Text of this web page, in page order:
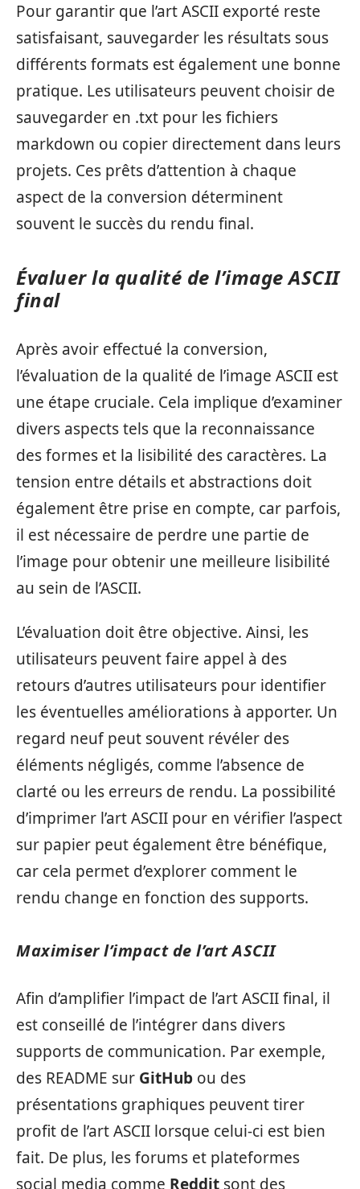
Pour garantir que l’art ASCII exporté reste
satisfaisant, sauvegarder les résultats sous
différents formats est également une bonne
pratique. Les utilisateurs peuvent choisir de
sauvegarder en .txt pour les fichiers
markdown ou copier directement dans leurs
projets. Ces prêts d’attention à chaque
aspect de la conversion déterminent
souvent le succès du rendu final.
Évaluer la qualité de l’image ASCII
final
Après avoir effectué la conversion,
l’évaluation de la qualité de l’image ASCII est
une étape cruciale. Cela implique d’examiner
divers aspects tels que la reconnaissance
des formes et la lisibilité des caractères. La
tension entre détails et abstractions doit
également être prise en compte, car parfois,
il est nécessaire de perdre une partie de
l’image pour obtenir une meilleure lisibilité
au sein de l’ASCII.
L’évaluation doit être objective. Ainsi, les
utilisateurs peuvent faire appel à des
retours d’autres utilisateurs pour identifier
les éventuelles améliorations à apporter. Un
regard neuf peut souvent révéler des
éléments négligés, comme l’absence de
clarté ou les erreurs de rendu. La possibilité
d’imprimer l’art ASCII pour en vérifier l’aspect
sur papier peut également être bénéfique,
car cela permet d’explorer comment le
rendu change en fonction des supports.
Maximiser l’impact de l’art ASCII
Afin d’amplifier l’impact de l’art ASCII final, il
est conseillé de l’intégrer dans divers
supports de communication. Par exemple,
des README sur GitHub ou des
présentations graphiques peuvent tirer
profit de l’art ASCII lorsque celui-ci est bien
fait. De plus, les forums et plateformes
social media comme Reddit sont des